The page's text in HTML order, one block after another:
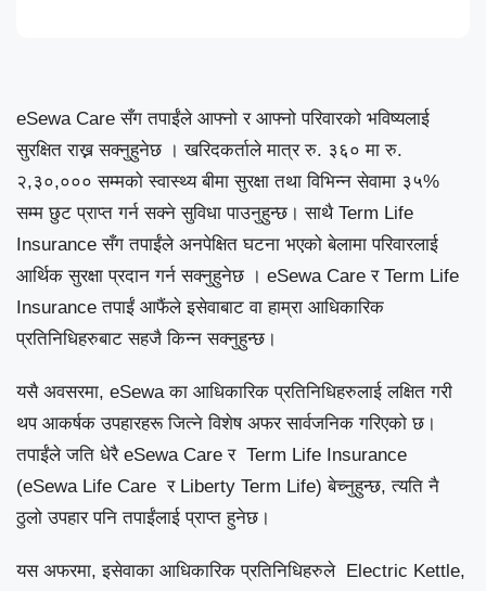
eSewa Careसँग तपाईंले आफ्नो र आफ्नो परिवारको भविष्यलाई
सुरक्षित राख्न सक्नुहुनेछ ।खरिदकर्तालेमात्ररु. ३६० मा रु.
२,३०,००० सम्मको स्वास्थ्य बीमा सुरक्षा तथा विभिन्न सेवामा ३५%
सम्म छुट प्राप्त गर्न सक्ने सुविधा पाउनुहुन्छ।साथैTerm Life
Insuranceसँग तपाईंले अनपेक्षित घटना भएको बेलामा परिवारलाई
आर्थिक सुरक्षाप्रदान गर्न सक्नुहुनेछ । eSewa CareरTerm Life
Insuranceतपाईं आफैंले इसेवाबाट वाहाम्रा आधिकारिक
प्रतिनिधिहरुबाट सहजै किन्न सक्नुहुन्छ।
यसै अवसरमा, eSewaका आधिकारिक प्रतिनिधिहरुलाई लक्षित गरी
थप आकर्षक उपहारहरू जित्ने विशेष अफर सार्वजनिक गरिएको छ।
तपाईंले जति धेरै eSewa CareरTerm Life Insurance
(eSewa Life CareरLiberty Term Life)बेच्नुहुन्छ,त्यति नै
ठुलो उपहार पनि तपाईंलाई प्राप्त हुनेछ।
यस अफरमा,इसेवाका आधिकारिक प्रतिनिधिहरुले Electric Kettle,